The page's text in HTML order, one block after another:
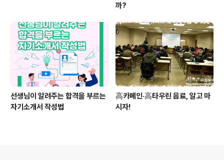
까?
선생님이 알려주는 합격을 부르는
자기소개서 작성법
高카페인·高타우린 음료, 알고 마
시자!